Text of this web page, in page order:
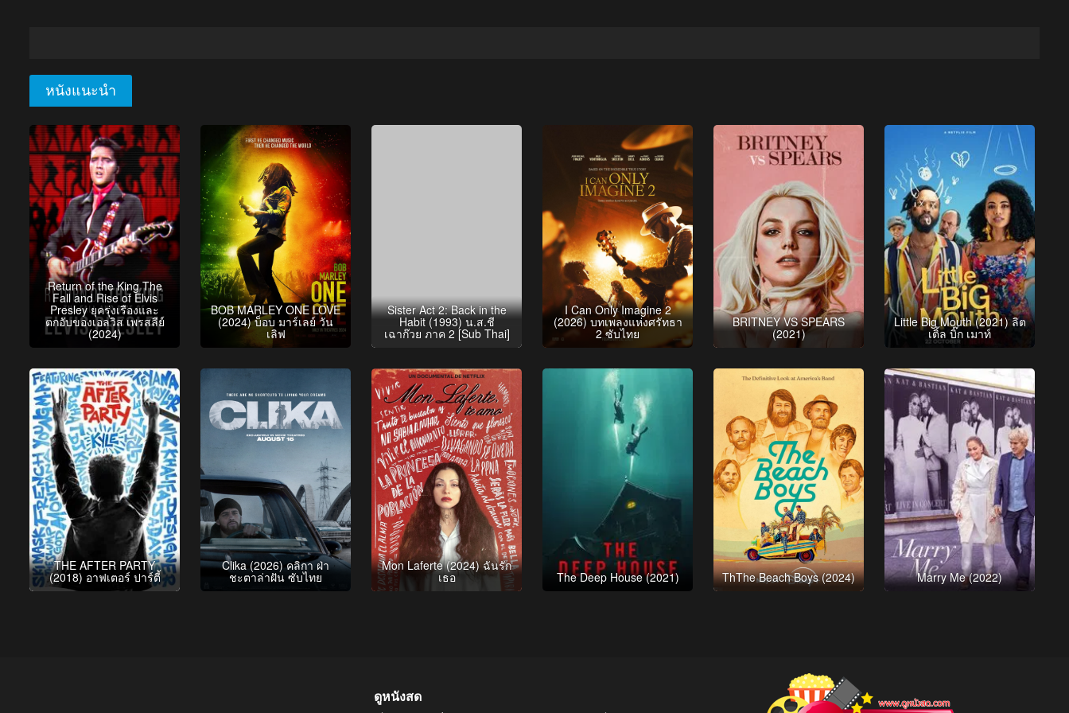
หนังแนะนำ
Return of the King The
Fall and Rise of Elvis
Presley ยุครุ่งเรืองและ
ตกอับของเอลวิส เพรสลีย์
(2024)
BOB MARLEY ONE LOVE
(2024) บ็อบ มาร์เลย์ วัน
เลิฟ
Sister Act 2: Back in the
Habit (1993) น.ส.ชี
เฉาก๊วย ภาค 2 [Sub Thai]
I Can Only Imagine 2
(2026) บทเพลงแห่งศรัทธา
2 ซับไทย
BRITNEY VS SPEARS
(2021)
Little Big Mouth (2021) ลิต
เติ้ล บิ๊ก เมาท์
THE AFTER PARTY
(2018) อาฟเตอร์ ปาร์ตี้
Clika (2026) คลิกา ฝ่า
ชะตาล่าฝัน ซับไทย
Mon Laferte (2024) ฉันรัก
เธอ The Deep House (2021) ThThe Beach Boys (2024) Marry Me (2022)
ดูหนังสด